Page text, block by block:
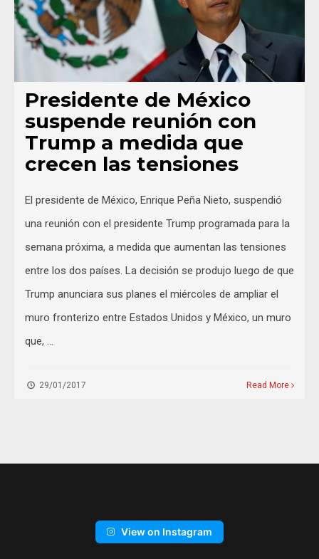
Presidente de México
suspende reunión con
Trump a medida que
crecen las tensiones
El presidente de México, Enrique Peña Nieto, suspendió
una reunión con el presidente Trump programada para la
semana próxima, a medida que aumentan las tensiones
entre los dos países. La decisión se produjo luego de que
Trump anunciara sus planes el miércoles de ampliar el
muro fronterizo entre Estados Unidos y México, un muro
que, …
29/01/2017 Read More
View on Instagram